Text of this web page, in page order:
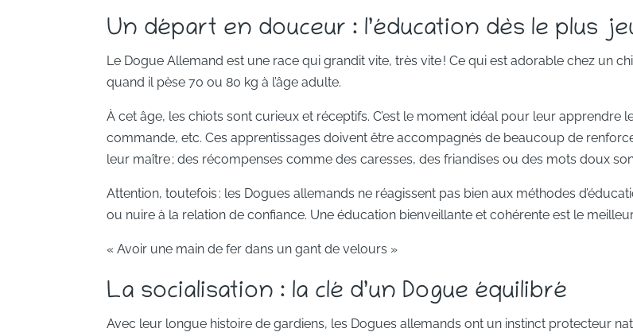
Un départ en douceur : l’éducation dès le plus
Le Dogue Allemand est une race qui grandit vite, très vite ! Ce qui est adorable chez un
quand il pèse 70 ou 80 kg à l’âge adulte.
À cet âge, les chiots sont curieux et réceptifs. C’est le moment idéal pour leur apprendre
commande, etc. Ces apprentissages doivent être accompagnés de beaucoup de
leur maître ; des récompenses comme des caresses, des friandises ou des mots doux
Attention, toutefois : les Dogues allemands ne réagissent pas bien aux méthodes
ou nuire à la relation de confiance. Une éducation bienveillante et cohérente est le
« Avoir une main de fer dans un gant de velours »
La socialisation : la clé d’un Dogue équilibré
Avec leur longue histoire de gardiens, les Dogues allemands ont un instinct protecteur